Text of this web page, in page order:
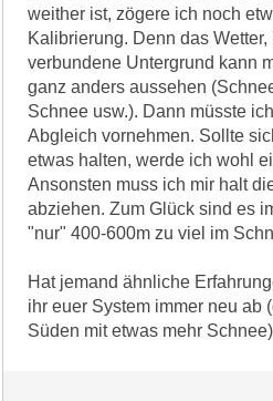
weither ist, zögere ich noch
Kalibrierung. Denn das Wetter,
verbundene Untergrund kann
ganz anders aussehen
Schnee usw.). Dann müsste
Abgleich vornehmen. Sollte
etwas halten, werde ich wohl
Ansonsten muss ich mir halt
abziehen. Zum Glück sind es
"nur" 400-600m zu viel im
Hat jemand ähnliche
ihr euer System immer neu ab
Süden mit etwas mehr